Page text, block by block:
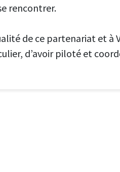
rencontrer.
de ce partenariat et à
d’avoir piloté et